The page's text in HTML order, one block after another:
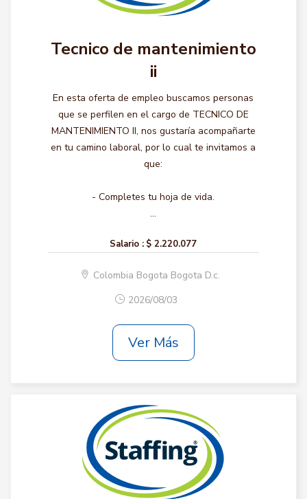
Tecnico de mantenimiento
ii
En esta oferta de empleo buscamos personas
que se perfilen en el cargo de TECNICO DE
MANTENIMIENTO II, nos gustaría acompañarte
en tu camino laboral, por lo cual te invitamos a
que:
- Completes tu hoja de vida.
...
Salario : $ 2.220.077
Colombia Bogota Bogota D.c.
2026/08/03
Ver Más